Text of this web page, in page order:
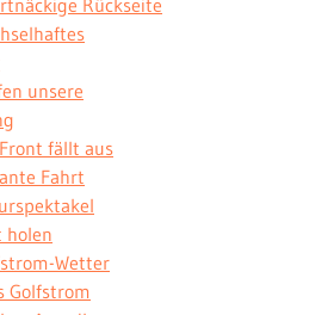
Rückseite
unsere
fällt aus
Fahrt
holen
Wetter
Golfstrom